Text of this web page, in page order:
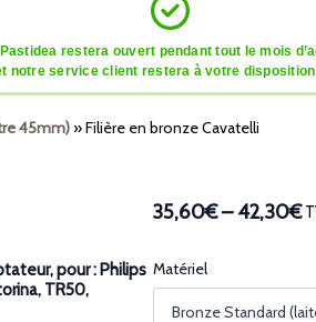
Pastidea restera ouvert pendant tout le mois
notre service client restera à votre
45mm)»Filière en bronze Cavatelli
pour : Philips
TR50,
35,60€–42,30€
Plage
prix :
35,60€
Matériel